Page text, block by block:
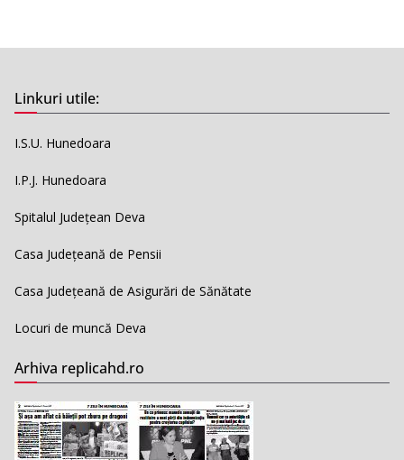
Linkuri utile:
I.S.U. Hunedoara
I.P.J. Hunedoara
Spitalul Județean Deva
Casa Județeană de Pensii
Casa Județeană de Asigurări de Sănătate
Locuri de muncă Deva
Arhiva replicahd.ro